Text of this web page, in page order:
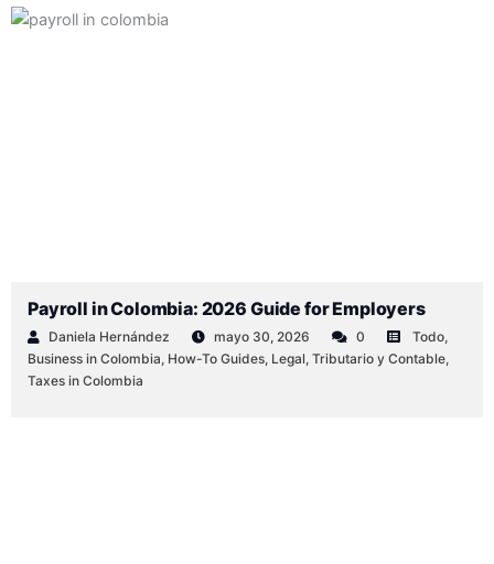
Payroll in Colombia: 2026 Guide for Employers
Daniela Hernández mayo 30, 2026 0 Todo,
Business in Colombia, How-To Guides, Legal, Tributario y Contable,
Taxes in Colombia